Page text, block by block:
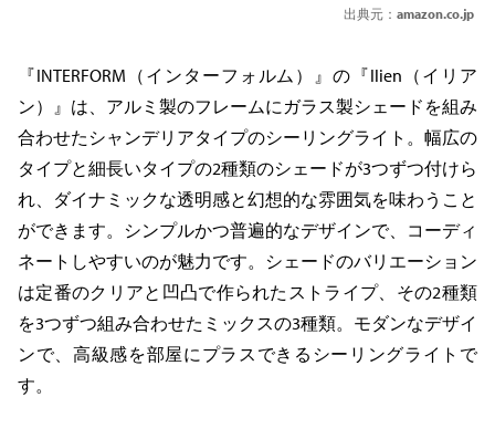
出典元： amazon.co.jp
『INTERFORM（インターフォルム）』の『Ilien（イリア
ン）』は、アルミ製のフレームにガラス製シェードを組み
合わせたシャンデリアタイプのシーリングライト。幅広の
タイプと細長いタイプの2種類のシェードが3つずつ付けら
れ、ダイナミックな透明感と幻想的な雰囲気を味わうこと
ができます。シンプルかつ普遍的なデザインで、コーディ
ネートしやすいのが魅力です。シェードのバリエーション
は定番のクリアと凹凸で作られたストライプ、その2種類
を3つずつ組み合わせたミックスの3種類。モダンなデザイ
ンで、高級感を部屋にプラスできるシーリングライトで
す。